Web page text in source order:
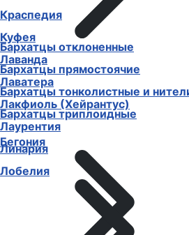
Бархатцы отклоненные
Бархатцы прямостоячие
Бархатцы тонколистные и
Бархатцы триплоидные
Бегония
Краспедия
Куфея
Лаванда
Лаватера
Лакфиоль (Хейрантус)
Лаурентия
Линария
Лобелия